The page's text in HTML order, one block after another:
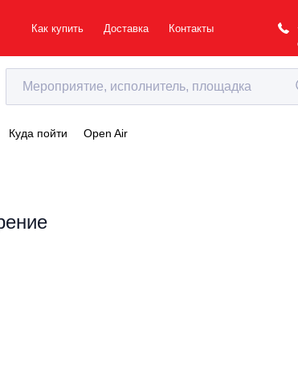
Как купить Доставка Контакты
Куда пойти Open Air